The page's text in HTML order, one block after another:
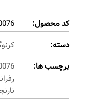
کد محصول:
دسته:
برچسب ها: